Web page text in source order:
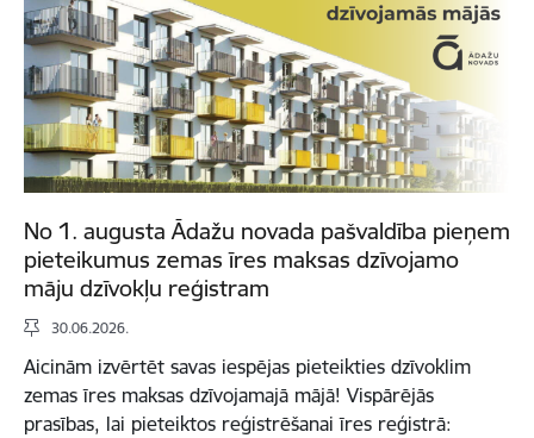
No 1. augusta Ādažu novada pašvaldība pieņem
pieteikumus zemas īres maksas dzīvojamo
māju dzīvokļu reģistram
30.06.2026.
Aicinām izvērtēt savas iespējas pieteikties dzīvoklim
zemas īres maksas dzīvojamajā mājā! Vispārējās
prasības, lai pieteiktos reģistrēšanai īres reģistrā: